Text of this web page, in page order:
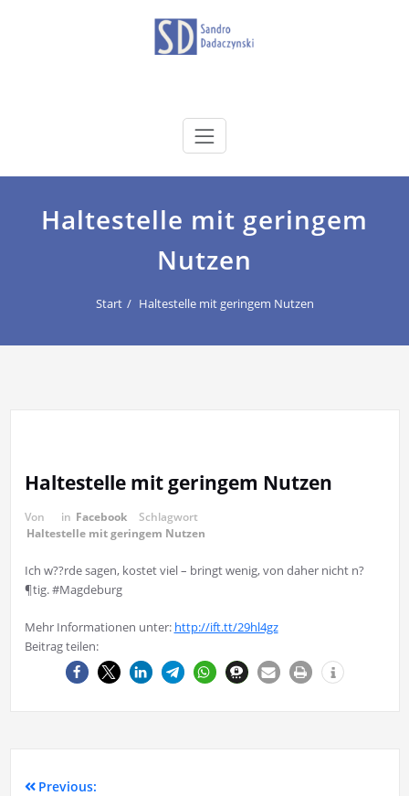
dadaczynski.de
Haltestelle mit geringem
Nutzen
Start Haltestelle mit geringem Nutzen
Haltestelle mit geringem Nutzen
Von in Facebook
Schlagwort
Haltestelle mit geringem Nutzen
Ich w??rde sagen, kostet viel – bringt wenig, von daher nicht n?
¶tig. #Magdeburg
Mehr Informationen unter: http://ift.tt/29hl4gz
Beitrag teilen:
Previous: